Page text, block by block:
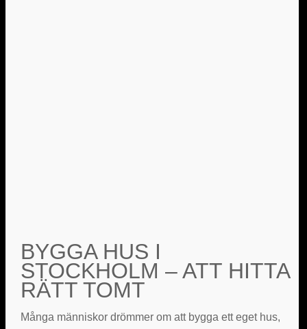
BYGGA HUS I
STOCKHOLM – ATT HITTA
RÄTT TOMT
Många människor drömmer om att bygga ett eget hus,